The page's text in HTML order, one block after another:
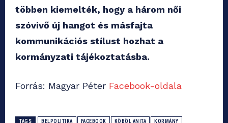
többen kiemelték, hogy a három női
szóvivő új hangot és másfajta
kommunikációs stílust hozhat a
kormányzati tájékoztatásba.
Forrás: Magyar Péter Facebook-oldala
TAGS BELPOLITIKA FACEBOOK KÖBÖL ANITA KORMÁNY